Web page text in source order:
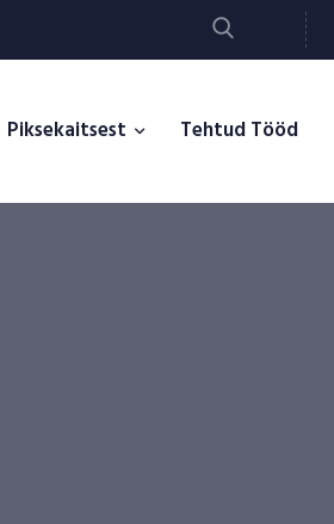
Piksekaitsest Tehtud Tööd